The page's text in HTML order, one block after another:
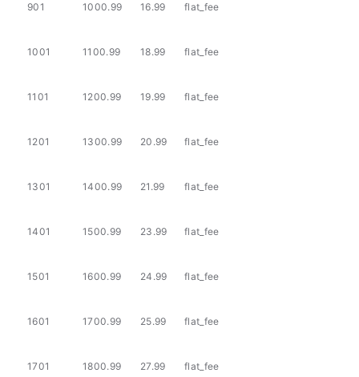
901 1000.99 16.99 flat_fee
1001 1100.99 18.99 flat_fee
1101 1200.99 19.99 flat_fee
1201 1300.99 20.99 flat_fee
1301 1400.99 21.99 flat_fee
1401 1500.99 23.99 flat_fee
1501 1600.99 24.99 flat_fee
1601 1700.99 25.99 flat_fee
1701 1800.99 27.99 flat_fee